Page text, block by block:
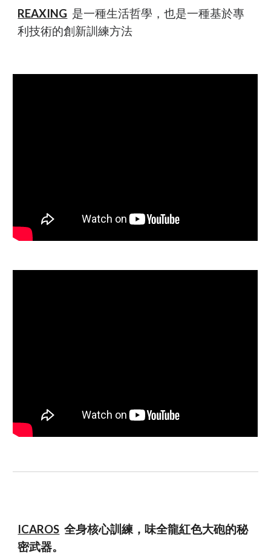
REAXING 是一種生活哲學，也是一種基於專
利技術的創新訓練方法
ICAROS 全身核心訓練 ， 味全龍紅色大砲的秘
密武器。